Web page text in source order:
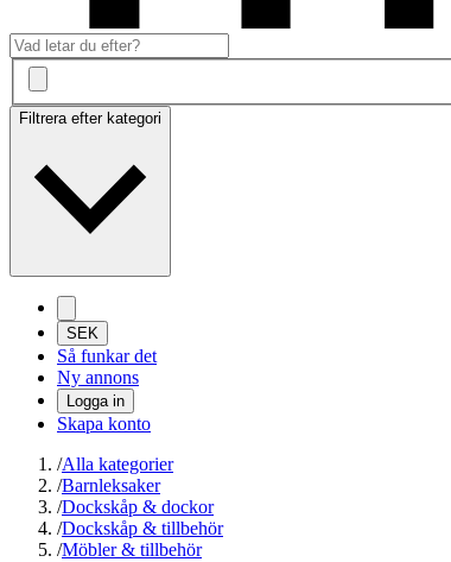
Filtrera efter kategori
SEK
Så funkar det
Ny annons
Logga in
Skapa konto
/Alla kategorier
/Barnleksaker
/Dockskåp & dockor
/Dockskåp & tillbehör
/Möbler & tillbehör